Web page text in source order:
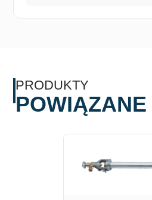
PRODUKTY
POWIĄZANE